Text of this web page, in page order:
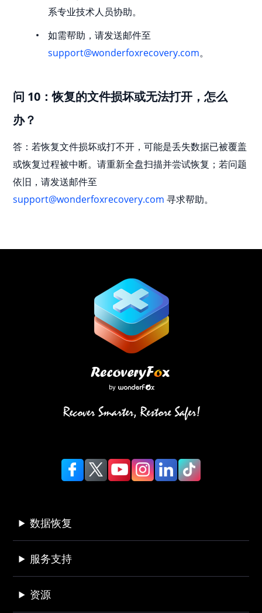
系专业技术人员协助。
如需帮助，请发送邮件至
support@wonderfoxrecovery.com。
问 10：恢复的文件损坏或无法打开，怎么
办？
答：若恢复文件损坏或打不开，可能是丢失数据已被覆盖
或恢复过程被中断。请重新全盘扫描并尝试恢复；若问题
依旧，请发送邮件至
support@wonderfoxrecovery.com 寻求帮助。
数据恢复
服务支持
资源